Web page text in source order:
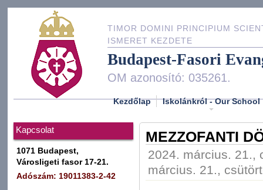
TIMOR DOMINI PRINCIPIUM
ISMERET KEZDETE
Budapest-Fasori
OM azonosító: 035261.
Kezdőlap Iskolánkról - Our School
Kapcsolat
1071 Budapest,
Városligeti fasor 17-21.
Adószám: 19011383-2-42
MEZZOFANTI
2024. március. 21.,
március. 21.,